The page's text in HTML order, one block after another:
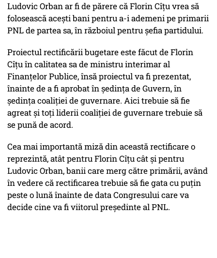
Ludovic Orban ar fi de părere că Florin Cîțu vrea să
folosească aceşti bani pentru a-i ademeni pe primarii
PNL de partea sa, în războiul pentru şefia partidului.
Proiectul rectificării bugetare este făcut de Florin
Cîțu în calitatea sa de ministru interimar al
Finanţelor Publice, însă proiectul va fi prezentat,
înainte de a fi aprobat în şedinţa de Guvern, în
ședința coaliţiei de guvernare. Aici trebuie să fie
agreat şi toţi liderii coaliţiei de guvernare trebuie să
se pună de acord.
Cea mai importantă miză din această rectificare o
reprezintă, atât pentru Florin Cîțu cât şi pentru
Ludovic Orban, banii care merg către primării, având
în vedere că rectificarea trebuie să fie gata cu puţin
peste o lună înainte de data Congresului care va
decide cine va fi viitorul preşedinte al PNL.